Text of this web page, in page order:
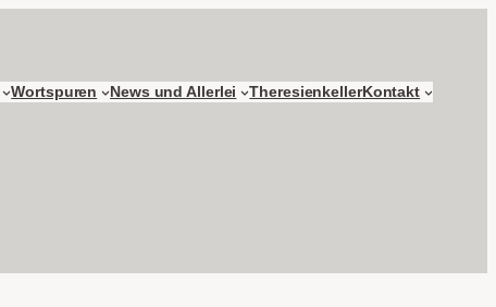
Wortspuren News und Allerlei TheresienkellerKontakt